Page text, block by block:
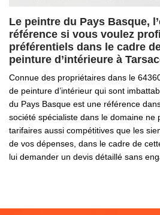
Le peintre du Pays Basque,
référence si vous voulez
préférentiels dans le cadre
peinture d’intérieure à
Connue des propriétaires dans le
de peinture d’intérieur qui sont
du Pays Basque est une référence
société spécialiste dans le domaine ne
tarifaires aussi compétitives que les
de vos dépenses, dans le cadre de
lui demander un devis détaillé sans